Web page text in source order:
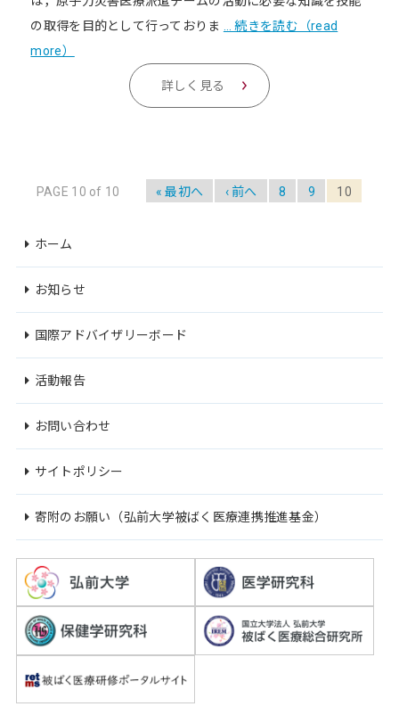
の取得を目的として行っておりま
… 続きを読む（read
more）
詳しく見る
PAGE 10 of 10 « 最初へ ‹ 前へ 8 9 10
ホーム
お知らせ
国際アドバイザリーボード
活動報告
お問い合わせ
サイトポリシー
寄附のお願い（弘前大学被ばく医療連携推進基金）